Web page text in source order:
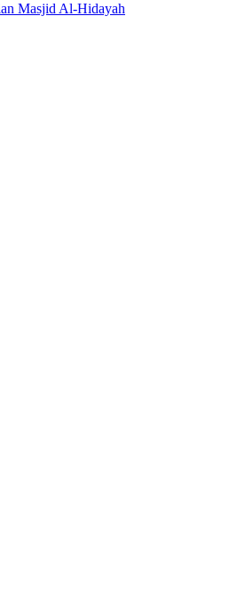
Masjid Al-Hidayah